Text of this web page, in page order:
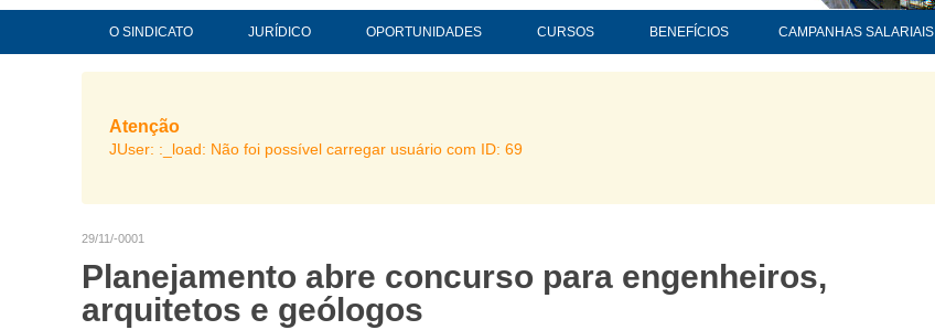
O SINDICATO JURÍDICO OPORTUNIDADES CURSOS BENEFÍCIOS CAMPANHAS SALARIAIS
Atenção
JUser: :_load: Não foi possível carregar usuário com ID: 69
29/11/-0001
Planejamento abre concurso para engenheiros,
arquitetos e geólogos